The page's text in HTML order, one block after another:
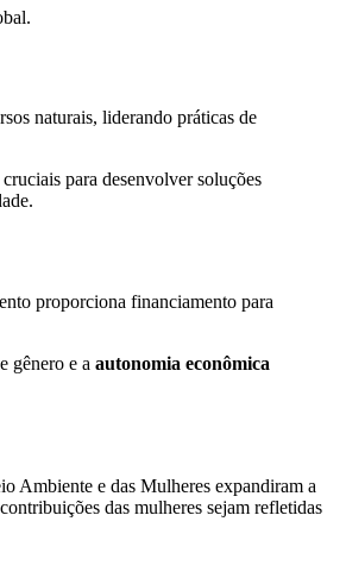
naturais, liderando práticas de
para desenvolver soluções
proporciona financiamento para
gênero e a autonomia econômica
Ambiente e das Mulheres expandiram a
das mulheres sejam refletidas